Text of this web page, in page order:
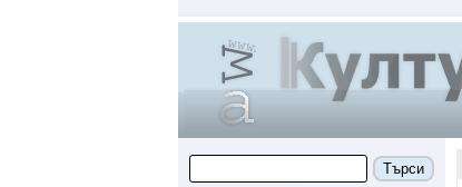
Търси